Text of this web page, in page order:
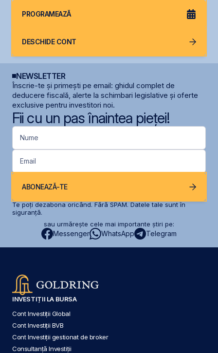
PROGRAMEAZĂ
DESCHIDE CONT
NEWSLETTER
Înscrie-te și primești pe email: ghidul complet de
deducere fiscală, alerte la schimbari legislative și oferte
exclusive pentru investitori noi.
Fii cu un pas înaintea pieței!
Nume
Email
ABONEAZĂ-TE
Te poți dezabona oricând. Fără SPAM. Datele tale sunt în
siguranță.
sau urmărește cele mai importante știri pe:
Messenger WhatsApp Telegram
INVESTIȚII LA BURSA
Cont Investiții Global
Cont Investiții BVB
Cont Investiții gestionat de broker
Consultanță Investiții